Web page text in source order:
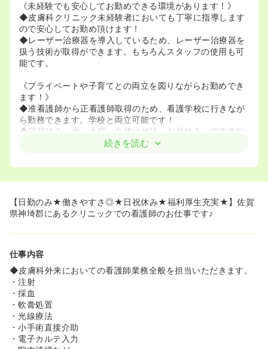
《未経験でも安心してお勤めできる環境があります！》
◆皮膚科クリニック未経験者においても丁寧に指導します
ので安心してお勤め頂けます！
◆レーザー治療器を導入しているため、レーザー治療器を
扱う技術が取得ができます。もちろんスタッフの使用も可
能です。
《プライベートや子育てとの両立を図りながらお勤めでき
ます！》
◆准看護師から正看護師取得のため、看護学校に行きなが
ら勤務できます。学校と両立可能です！
◆日祝休み・木・土曜、午後は休診、お盆休み、年末年始
にそれぞれ８日間長期休みもあるため、プライベートや子
ます。
《福利厚生が充実してます！》
ＵＳＪ、沖縄旅行など）を行っております！希望者のみ、
続きを読む
【日勤のみ★働きやすさ◎★日祝休み★福利厚生充実★】佐賀
県神埼郡にあるクリニックでの看護師のお仕事です♪
仕事内容
◆皮膚科外来においての看護師業務全般を担当いただきます。
・注射
・採血
・軟膏処置
・光線療法
・小手術直接介助
・電子カルテ入力